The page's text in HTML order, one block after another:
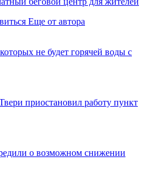
Еще от автора
не будет горячей воды с
приостановил работу пункт
о возможном снижении